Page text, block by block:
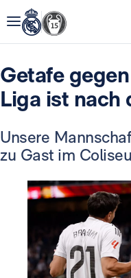
Getafe
Liga ist nach
Unsere
zu Gast im